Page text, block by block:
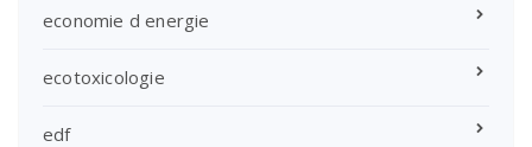
economie d energie
ecotoxicologie
edf